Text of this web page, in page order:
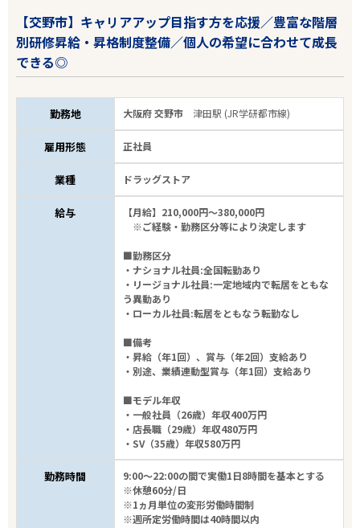
【交野市】キャリアアップ目指す方を応援／豊富な階層
別研修昇給・昇格制度整備／個人の希望に合わせて成長
できる◎
勤務地 大阪府 交野市 津田駅 (JR学研都市線)
雇用形態 正社員
業種 ドラッグストア
給与
【月給】210,000円～380,000円
※ご経験・勤務区分等により決定します
■勤務区分
・ナショナル社員:全国転勤あり
・リージョナル社員:一定地域内で転居をともな
う異動あり
・ローカル社員:転居をともなう転勤なし
■備考
・昇給（年1回）、賞与（年2回）支給あり
・別途、業績連動型賞与（年1回）支給あり
■モデル年収
・一般社員（26歳）年収400万円
・店長職（29歳）年収480万円
・SV（35歳）年収580万円
勤務時間
9:00～22:00の間で実働1日8時間を基本とする
※休憩60分/日
※1ヵ月単位の変形労働時間制
※週所定労働時間は40時間以内